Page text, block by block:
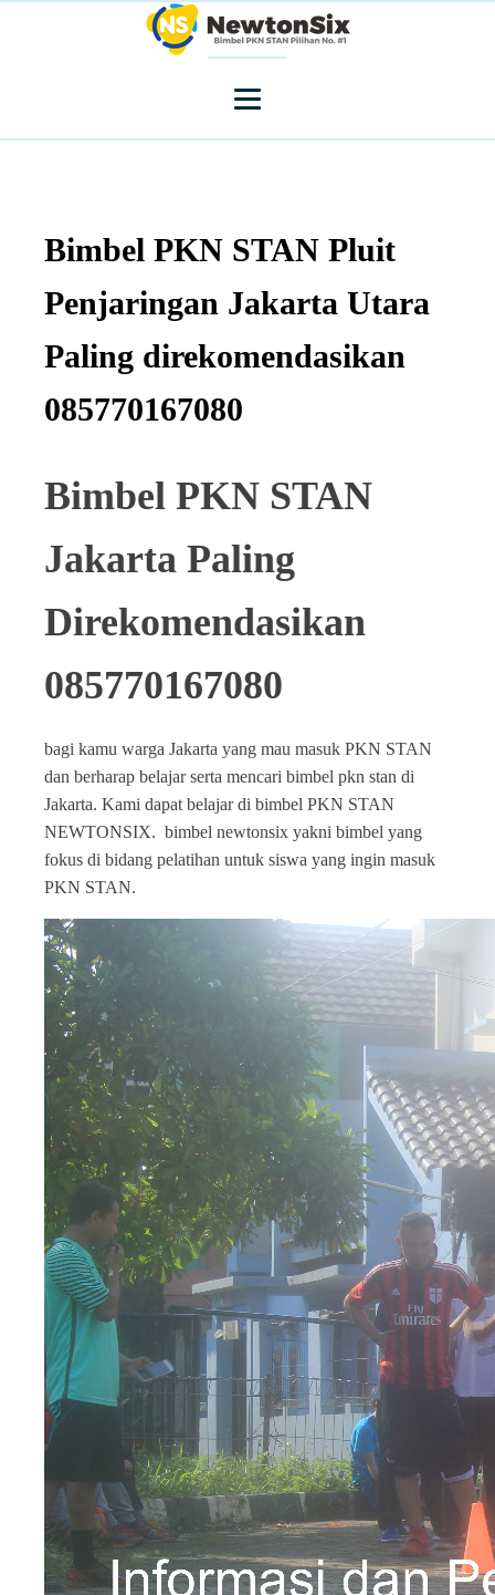
Bimbel PKN STAN Pluit
Penjaringan Jakarta Utara
Paling direkomendasikan
085770167080
Bimbel PKN STAN
Jakarta Paling
Direkomendasikan
085770167080
bagi kamu warga Jakarta yang mau masuk PKN STAN
dan berharap belajar serta mencari bimbel pkn stan di
Jakarta. Kami dapat belajar di bimbel PKN STAN
NEWTONSIX. bimbel newtonsix yakni bimbel yang
fokus di bidang pelatihan untuk siswa yang ingin masuk
PKN STAN.